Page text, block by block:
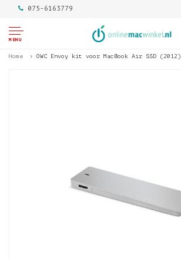
075-6163779
MENU
Home OWC Envoy kit voor MacBook Air SSD (2012)